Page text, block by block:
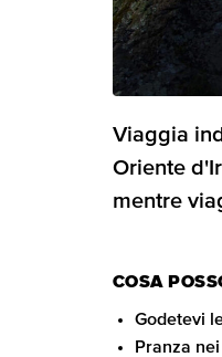
Viaggia
Oriente
mentre
COSA
Godetevi
Pranza